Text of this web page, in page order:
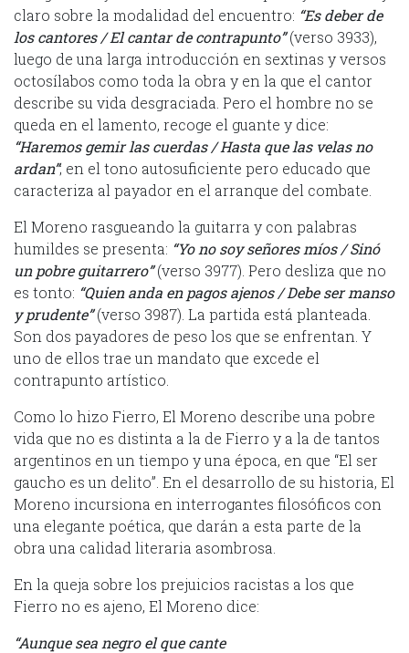
claro sobre la modalidad del encuentro: “Es deber de
los cantores / El cantar de contrapunto”(verso 3933),
luego de una larga introducción en sextinas y versos
octosílabos como toda la obra y en la que el cantor
describe su vida desgraciada. Pero el hombre no se
queda en el lamento, recoge el guante y dice:
“Haremos gemir las cuerdas / Hasta que las velas no
ardan”; en el tono autosuficiente pero educado que
caracteriza al payador en el arranque del combate.
El Moreno rasgueando la guitarra y con palabras
humildes se presenta: “Yo no soy señores míos / Sinó
un pobre guitarrero”(verso 3977). Pero desliza que no
es tonto: “Quien anda en pagos ajenos / Debe ser manso
y prudente”(verso 3987). La partida está planteada.
Son dos payadores de peso los que se enfrentan. Y
uno de ellos trae un mandato que excede el
contrapunto artístico.
Como lo hizo Fierro, El Moreno describe una pobre
vida que no es distinta a la de Fierro y a la de tantos
argentinos en un tiempo y una época, en que “El ser
gaucho es un delito”. En el desarrollo de su historia, El
Moreno incursiona en interrogantes filosóficos con
una elegante poética, que darán a esta parte de la
obra una calidad literaria asombrosa.
En la queja sobre los prejuicios racistas a los que
Fierro no es ajeno, El Moreno dice:
“Aunque sea negro el que cante